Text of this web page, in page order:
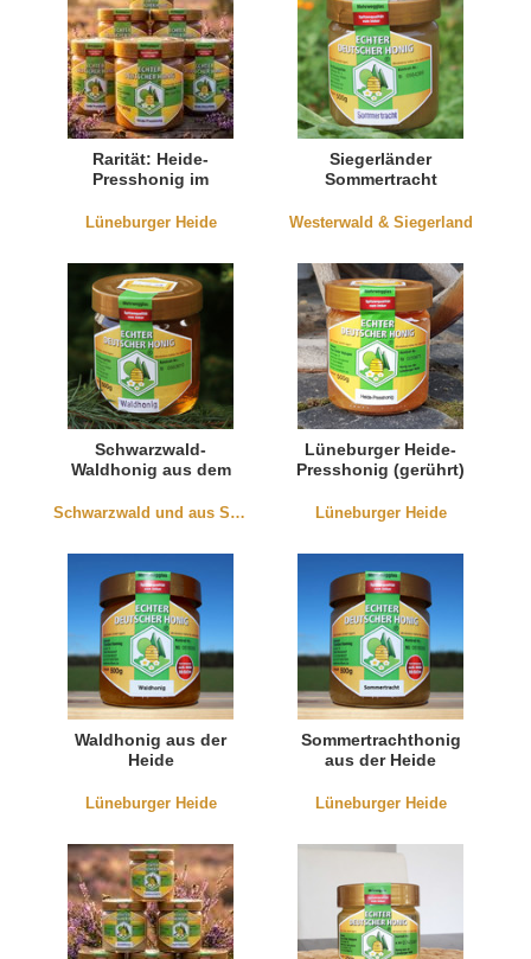
Rarität: Heide-
Presshonig im
Lüneburger Heide
Siegerländer
Sommertracht
Westerwald & Siegerland
Schwarzwald-
Waldhonig aus dem
Schwarzwald und aus Südbaden
Lüneburger Heide-
Presshonig (gerührt)
Lüneburger Heide
Waldhonig aus der
Heide
Lüneburger Heide
Sommertrachthonig
aus der Heide
Lüneburger Heide